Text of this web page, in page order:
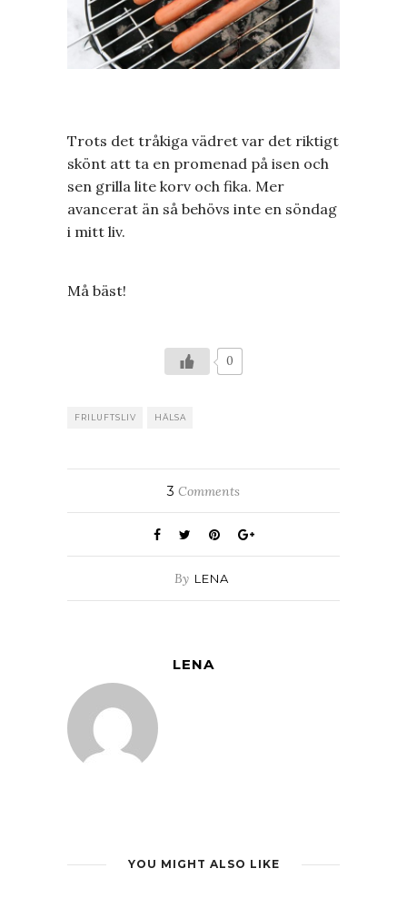
Trots det tråkiga vädret var det riktigt
skönt att ta en promenad på isen och
sen grilla lite korv och fika. Mer
avancerat än så behövs inte en söndag
i mitt liv.
Må bäst!
0
FRILUFTSLIV HÄLSA
3 Comments
By LENA
LENA
YOU MIGHT ALSO LIKE